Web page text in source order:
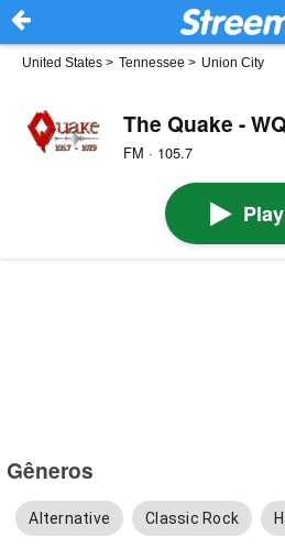
United States > Tennessee > Union City
The Quake -
FM · 105.7
Play
Gêneros
Alternative Classic Rock